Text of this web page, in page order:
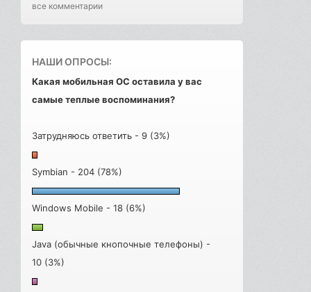
все комментарии
НАШИ ОПРОСЫ:
Какая мобильная ОС оставила у вас
самые теплые воспоминания?
Затрудняюсь ответить - 9 (3%)
Symbian - 204 (78%)
Windows Mobile - 18 (6%)
Java (обычные кнопочные телефоны) -
10 (3%)